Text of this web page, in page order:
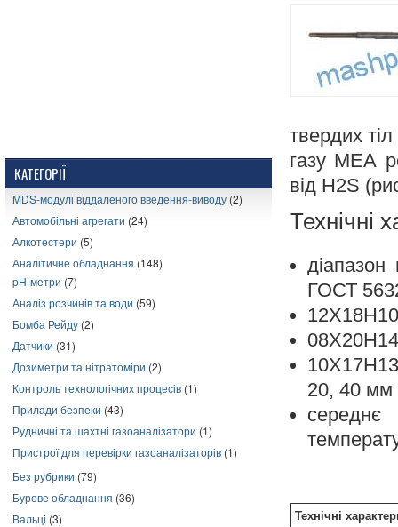
КАТЕГОРІЇ
MDS-модулі віддаленого введення-виводу (2)
Автомобільні агрегати (24)
Алкотестери (5)
Аналітичне обладнання (148)
pH-метри (7)
Аналіз розчинів та води (59)
Бомба Рейду (2)
Датчики (31)
Дозиметри та нітратоміри (2)
Контроль технологічних процесів (1)
Прилади безпеки (43)
Рудничні та шахтні газоаналізатори (1)
Пристрої для перевірки газоаналізаторів (1)
Без рубрики (79)
Бурове обладнання (36)
Вальці (3)
твердих
газу МЕА
від H2S
Технічні
ГОСТ
20, 40 мм
Технічні